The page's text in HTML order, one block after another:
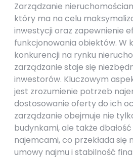
Zarządzanie
który ma na celu
inwestycji oraz zapewnienie
funkcjonowania obiektów. W
konkurencji na rynku
zarządzanie staje się
inwestorów. Kluczowym
jest zrozumienie potrzeb
dostosowanie oferty do ich
zarządzanie obejmuje nie
budynkami, ale także
najemcami, co przekłada się
umowy najmu i stabilność